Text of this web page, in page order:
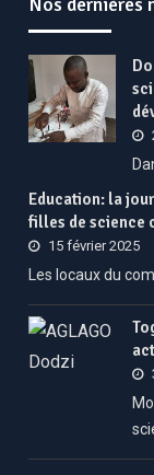
Education: la
filles de science
15 février 2025
Les locaux du